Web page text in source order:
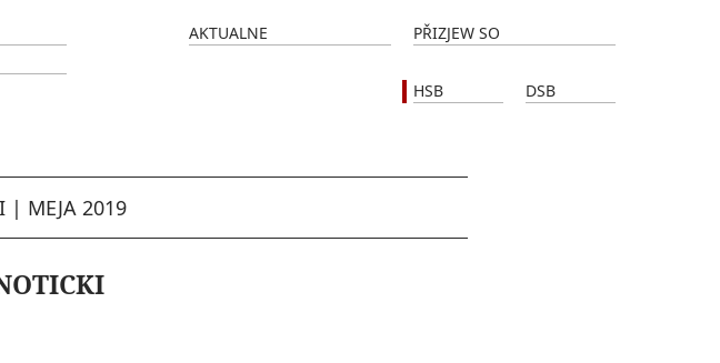
HSB DSB
AKTUALNE PŘIZJEW SO
| MEJA 2019